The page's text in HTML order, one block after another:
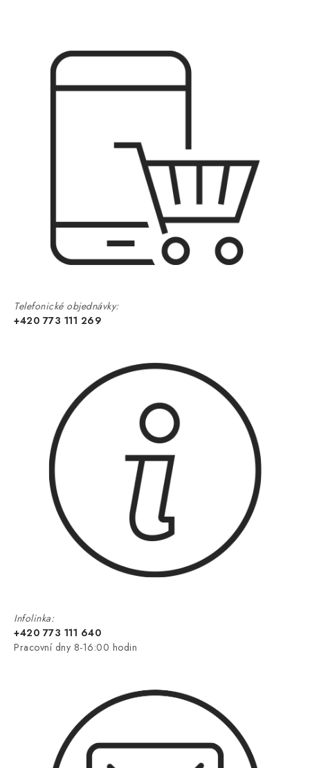
Telefonické objednávky:
+420 773 111 269
Infolinka:
+420 773 111 640
Pracovní dny 8-16:00 hodin